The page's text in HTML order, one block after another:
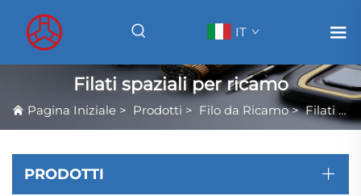
IT
Filati spaziali per ricamo
Pagina Iniziale > Prodotti > Filo da Ricamo>Filati spaziali per ricamo
PRODOTTI